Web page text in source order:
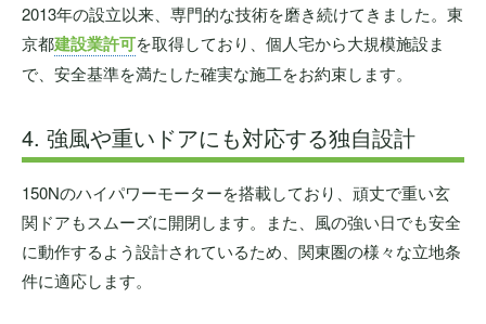
2013年の設立以来、専門的な技術を磨き続けてきました。東
京都建設業許可を取得しており、個人宅から大規模施設ま
で、安全基準を満たした確実な施工をお約束します。
4. 強風や重いドアにも対応する独自設計
150Nのハイパワーモーターを搭載しており、頑丈で重い玄
関ドアもスムーズに開閉します。また、風の強い日でも安全
に動作するよう設計されているため、関東圏の様々な立地条
件に適応します。